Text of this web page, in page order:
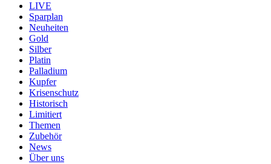
LIVE
Sparplan
Neuheiten
Gold
Silber
Platin
Palladium
Kupfer
Krisenschutz
Historisch
Limitiert
Themen
Zubehör
News
Über uns